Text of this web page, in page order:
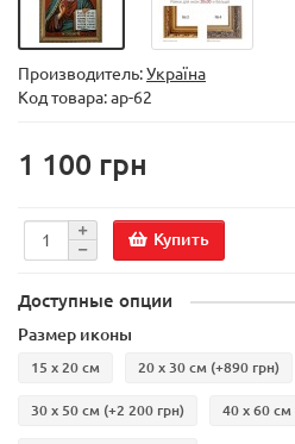
Производитель:Україна
Код товара:ар-62
1 100 грн
Купить
Доступные опции
Размер иконы
15 х 20 см 20 х 30 см (+890 грн)
30 х 50 см (+2 200 грн) 40 х 60 см